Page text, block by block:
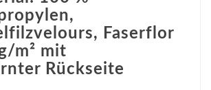
Faserflor
m² mit
Rückseite